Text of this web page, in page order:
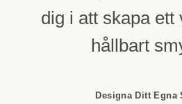
dig i att skapa ett
hållbart
Designa Ditt Egna